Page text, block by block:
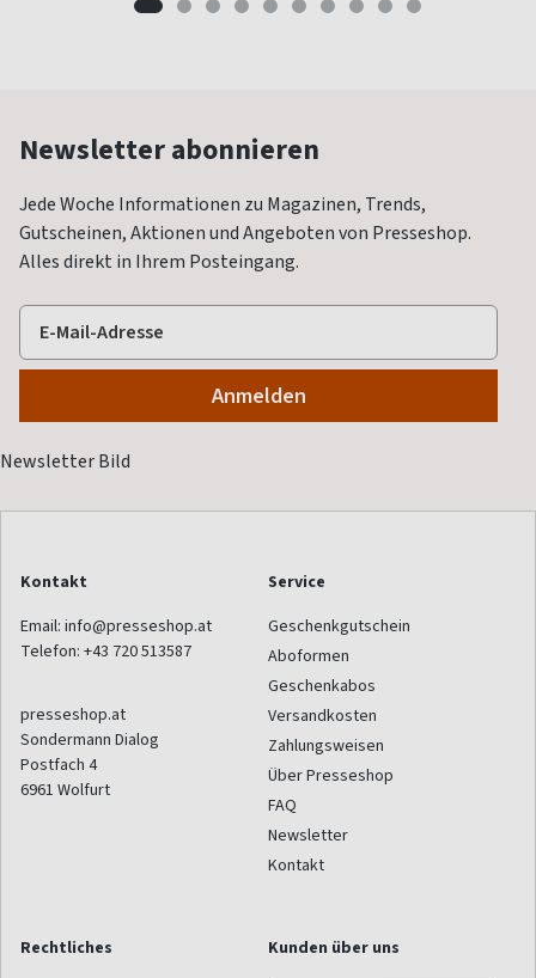
Newsletter abonnieren
Jede Woche Informationen zu Magazinen, Trends,
Gutscheinen, Aktionen und Angeboten von Presseshop.
Alles direkt in Ihrem Posteingang.
Kontakt
Email: info@presseshop.at
Telefon: +43 720 513587
presseshop.at
Sondermann Dialog
Postfach 4
6961 Wolfurt
Service
Geschenkgutschein
Aboformen
Geschenkabos
Versandkosten
Zahlungsweisen
Über Presseshop
FAQ
Newsletter
Kontakt
Rechtliches
Kunden über uns